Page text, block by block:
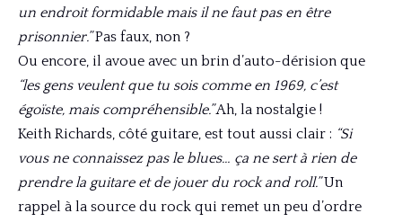
un endroit formidable mais il ne faut pas en être
prisonnier.”Pas faux, non ?
Ou encore, il avoue avec un brin d’auto-dérision que
“les gens veulent que tu sois comme en 1969, c’est
égoïste, mais compréhensible.”Ah, la nostalgie !
Keith Richards, côté guitare, est tout aussi clair : “Si
vous ne connaissez pas le blues… ça ne sert à rien de
prendre la guitare et de jouer du rock and roll.”Un
rappel à la source du rock qui remet un peu d’ordre